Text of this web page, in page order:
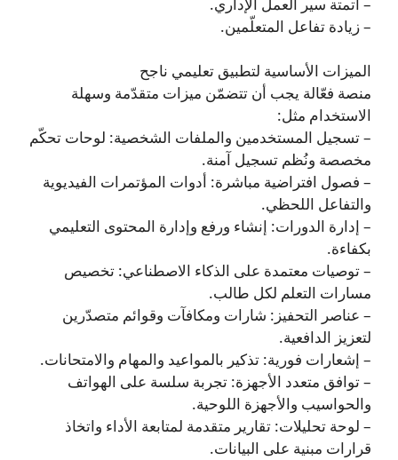
– زيادة تفاعل المتعلّمين.
الميزات الأساسية لتطبيق تعليمي ناجح
منصة فعّالة يجب أن تتضمّن ميزات متقدّمة وسهلة
الاستخدام مثل:
– تسجيل المستخدمين والملفات الشخصية: لوحات تحكّم
مخصصة ونُظم تسجيل آمنة.
– فصول افتراضية مباشرة: أدوات المؤتمرات الفيديوية
والتفاعل اللحظي.
– إدارة الدورات: إنشاء ورفع وإدارة المحتوى التعليمي
بكفاءة.
– توصيات معتمدة على الذكاء الاصطناعي: تخصيص
مسارات التعلم لكل طالب.
– عناصر التحفيز: شارات ومكافآت وقوائم متصدّرين
لتعزيز الدافعية.
– إشعارات فورية: تذكير بالمواعيد والمهام والامتحانات.
– توافق متعدد الأجهزة: تجربة سلسة على الهواتف
والحواسيب والأجهزة اللوحية.
– لوحة تحليلات: تقارير متقدمة لمتابعة الأداء واتخاذ
قرارات مبنية على البيانات.